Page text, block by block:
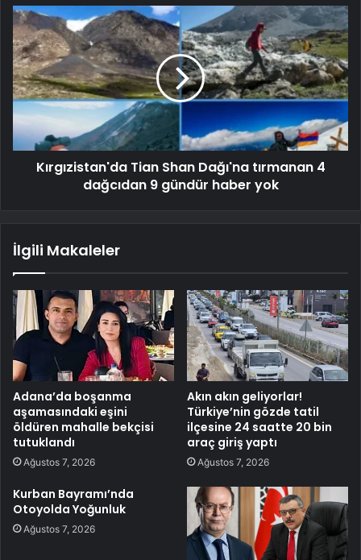
Kırgızistan'da Tian Shan Dağı'na tırmanan 4
dağcıdan 9 gündür haber yok
İlgili Makaleler
Adana’da boşanma
aşamasındaki eşini
öldüren mahalle bekçisi
tutuklandı
Ağustos 7, 2026
Akın akın geliyorlar!
Türkiye’nin gözde tatil
ilçesine 24 saatte 20 bin
araç giriş yaptı
Ağustos 7, 2026
Kurban Bayramı’nda
Otoyolda Yoğunluk
Ağustos 7, 2026